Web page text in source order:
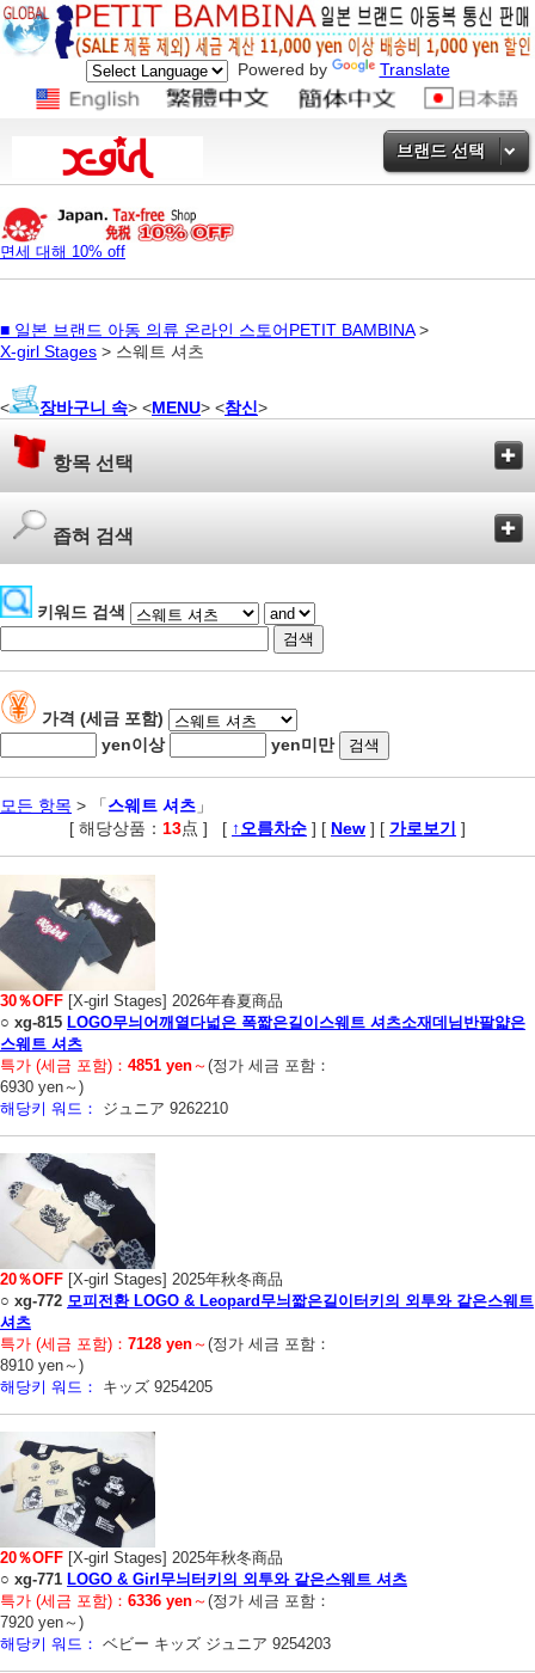
Powered by Translate
브랜드 선택
면세 대해 10% off
■ 일본 브랜드 아동 의류 온라인 스토어PETIT BAMBINA>
X-girl Stages > 스웨트 셔츠
< 장바구니 속> <MENU> <참신>
항목 선택
좁혀 검색
키워드 검색
가격 (세금 포함)
yen이상
yen미만
모든 항목 > 「스웨트 셔츠 」
[ 해당상품： 13点 ] [ ↑오름차순 ] [ New ] [ 가로보기 ]
30％OFF [X-girl Stages] 2026年春夏商品
○ xg-815 LOGO무늬어깨열다넓은 폭짧은길이스웨트 셔츠소재데님반팔얇은
스웨트 셔츠
특가 (세금 포함)： 4851 yen～(정가 세금 포함：
6930 yen～)
해당키 워드：
ジュニア 9262210
20％OFF [X-girl Stages] 2025年秋冬商品
○ xg-772 모피전환 LOGO & Leopard무늬짧은길이터키의 외투와 같은스웨트
셔츠
특가 (세금 포함)： 7128 yen～(정가 세금 포함：
8910 yen～)
해당키 워드：
キッズ 9254205
20％OFF [X-girl Stages] 2025年秋冬商品
○ xg-771 LOGO & Girl무늬터키의 외투와 같은스웨트 셔츠
특가 (세금 포함)： 6336 yen～(정가 세금 포함：
7920 yen～)
해당키 워드： ベビー キッズ ジュニア 9254203